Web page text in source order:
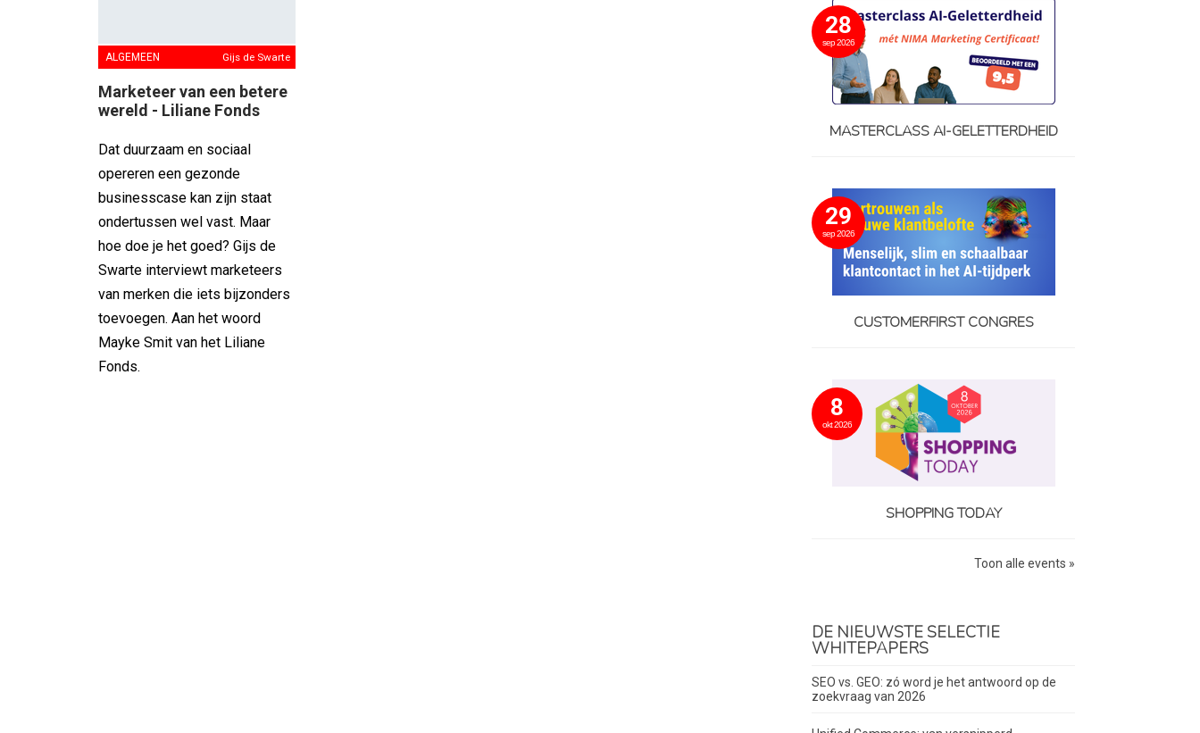
ALGEMEEN Gijs de Swarte
Marketeer van een betere
wereld - Liliane Fonds
Dat duurzaam en sociaal
opereren een gezonde
businesscase kan zijn staat
ondertussen wel vast. Maar
hoe doe je het goed? Gijs de
Swarte interviewt marketeers
van merken die iets bijzonders
toevoegen. Aan het woord
Mayke Smit van het Liliane
Fonds.
28
sep 2026
MASTERCLASS AI-GELETTERDHEID
29
sep 2026
CUSTOMERFIRST CONGRES
8
okt 2026
SHOPPING TODAY
Toon alle events »
DE NIEUWSTE SELECTIE
WHITEPAPERS
SEO vs. GEO: zó word je het antwoord op de
zoekvraag van 2026